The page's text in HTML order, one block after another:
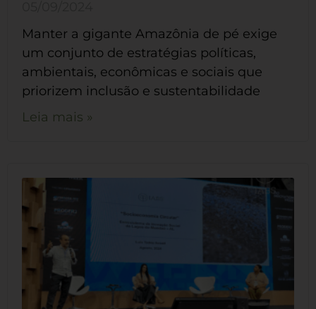
Manter a gigante Amazônia de pé exige
um conjunto de estratégias políticas,
ambientais, econômicas e sociais que
priorizem inclusão e sustentabilidade
Leia mais »